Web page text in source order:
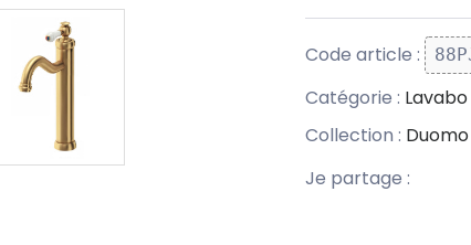
Code article :
Catégorie : Lavabo
Collection : Duomo
Je partage :